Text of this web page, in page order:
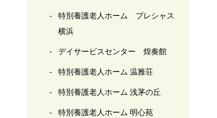
特別養護老人ホーム プレシャス
横浜
デイサービスセンター 煌奏館
特別養護老人ホーム 温雅荘
特別養護老人ホーム 浅茅の丘
特別養護老人ホーム 明心苑